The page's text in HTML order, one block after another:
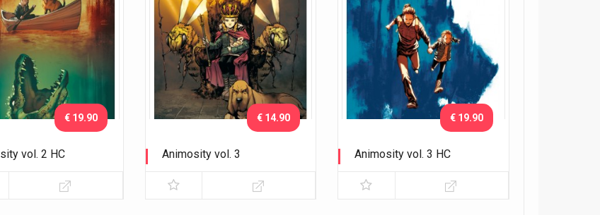
vol. 2 HC
€ 19.90
Animosity vol. 3
€ 14.90
Animosity vol. 3 HC
€ 19.90